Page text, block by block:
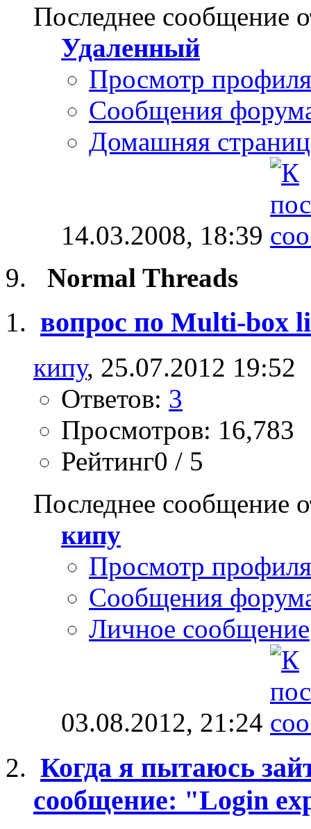
Последнее сообщение
Удаленный
Просмотр профиля
Сообщения
Домашняя
14.03.2008, 18:39
Normal Threads
вопрос по Multi-box
кипу, 25.07.2012 19:52
Ответов: 3
Просмотров: 16,783
Рейтинг0 / 5
Последнее сообщение
кипу
Просмотр профиля
Сообщения
Личное сообщение
03.08.2012, 21:24
Когда я пытаюсь
сообщение: "Login